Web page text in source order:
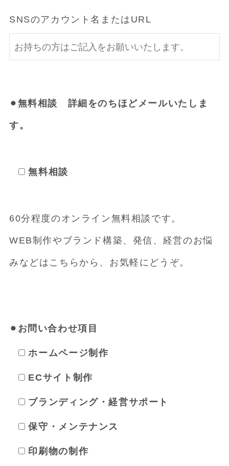
SNSのアカウント名またはURL
⚫︎無料相談 詳細をのちほどメールいたしま
す。
無料相談
60分程度のオンライン無料相談です。
WEB制作やブランド構築、発信、経営のお悩
みなどはこちらから、お気軽にどうぞ。
⚫︎お問い合わせ項目
ホームページ制作
ECサイト制作
ブランディング・経営サポート
保守・メンテナンス
印刷物の制作